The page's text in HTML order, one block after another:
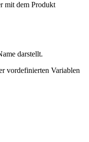
mit dem Produkt
darstellt.
vordefinierten Variablen